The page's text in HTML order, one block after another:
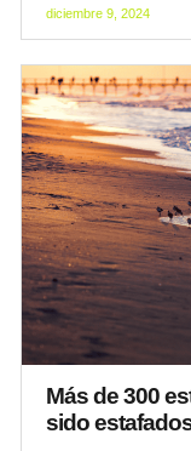
diciembre 9, 2024
Más de 300
sido